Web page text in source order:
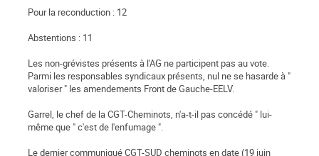
Pour la reconduction : 12
Abstentions : 11
Les non-grévistes présents à l'AG ne participent pas au vote.
Parmi les responsables syndicaux présents, nul ne se hasarde à "
valoriser " les amendements Front de Gauche-EELV.
Garrel, le chef de la CGT-Cheminots, n'a-t-il pas concédé " lui-
même que " c'est de l'enfumage ".
Le dernier communiqué CGT-SUD cheminots en date (19 juin